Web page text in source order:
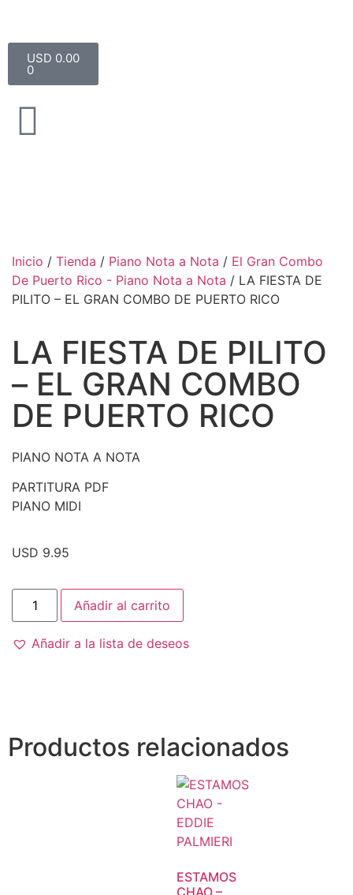
USD 0.00
0
Inicio / Tienda / Piano Nota a Nota / El Gran Combo
De Puerto Rico - Piano Nota a Nota / LA FIESTA DE
PILITO – EL GRAN COMBO DE PUERTO RICO
LA FIESTA DE PILITO
– EL GRAN COMBO
DE PUERTO RICO
PIANO NOTA A NOTA
PARTITURA PDF
PIANO MIDI
USD 9.95
Añadir al carrito
Añadir a la lista de deseos
Productos relacionados
ESTAMOS